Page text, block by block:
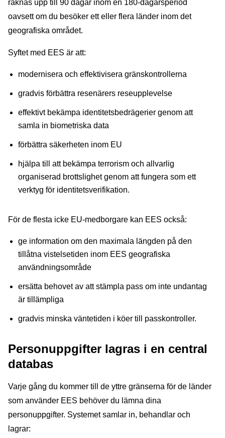
räknas upp till 90 dagar inom en 180-dagarsperiod
oavsett om du besöker ett eller flera länder inom det
geografiska området.
Syftet med EES är att:
modernisera och effektivisera gränskontrollerna
gradvis förbättra resenärers reseupplevelse
effektivt bekämpa identitetsbedrägerier genom att
samla in biometriska data
förbättra säkerheten inom EU
hjälpa till att bekämpa terrorism och allvarlig
organiserad brottslighet genom att fungera som ett
verktyg för identitetsverifikation.
För de flesta icke EU-medborgare kan EES också:
ge information om den maximala längden på den
tillåtna vistelsetiden inom EES geografiska
användningsområde
ersätta behovet av att stämpla pass om inte undantag
är tillämpliga
gradvis minska väntetiden i köer till passkontroller.
Personuppgifter lagras i en central
databas
Varje gång du kommer till de yttre gränserna för de länder
som använder EES behöver du lämna dina
personuppgifter. Systemet samlar in, behandlar och
lagrar: